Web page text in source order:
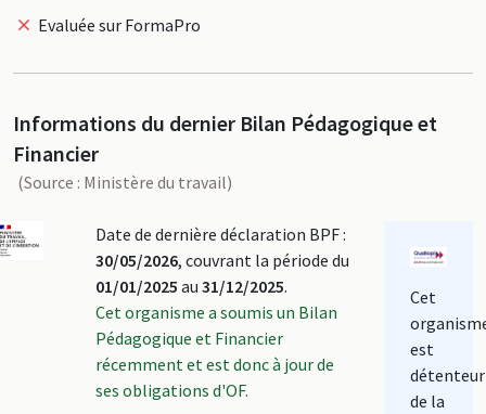
Evaluée sur FormaPro
Informations du dernier Bilan Pédagogique et
Financier
(Source : Ministère du travail)
Date de dernière déclaration BPF :
30/05/2026, couvrant la période du
01/01/2025 au 31/12/2025.
Cet organisme a soumis un Bilan
Pédagogique et Financier
récemment et est donc à jour de
ses obligations d'OF.
Cet
est
détenteur
de la